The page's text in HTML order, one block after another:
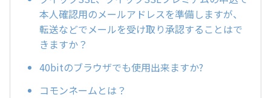
本人確認用のメールアドレスを準備しますが、
転送などでメールを受け取り承認することはで
きますか？
40bitのブラウザでも使用出来ますか?
コモンネームとは？